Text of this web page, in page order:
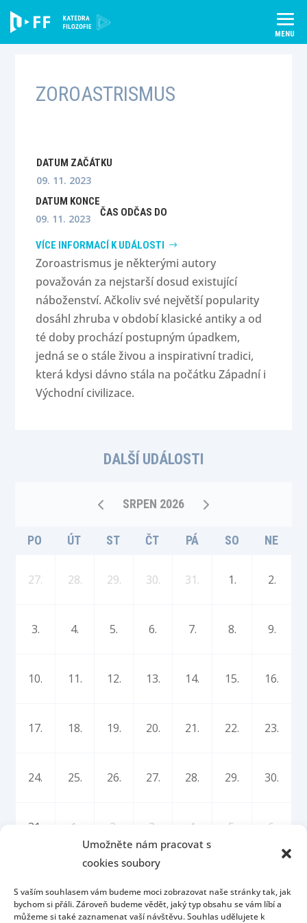
content
Umožněte nám pracovat s
cookies soubory
S vaším souhlasem vám budeme moci zobrazovat naše stránky tak, jak
bychom si přáli. Zároveň budeme vědět, jaký typ obsahu se vám líbí a
můžeme si také zaznamenat vaší návštěvu. Souhlas udělujete k
ZOROASTRISMUS
DATUM ZAČÁTKU
09. 11. 2023
DATUM KONCE
09. 11. 2023 ČAS ODČAS DO
VÍCE INFORMACÍ K UDÁLOSTI
Zoroastrismus je některými autory
považován za nejstarší dosud existující
náboženství. Ačkoliv své největší popularity
dosáhl zhruba v období klasické antiky a od
té doby prochází postupným úpadkem,
jedná se o stále živou a inspirativní tradici,
která kdysi dávno stála na počátku Západní i
Východní civilizace.
DALŠÍ UDÁLOSTI
SRPEN 2026
PO ÚT ST ČT PÁ SO NE
27. 28. 29. 30. 31. 1. 2.
3. 4. 5. 6. 7. 8. 9.
10. 11. 12. 13. 14. 15. 16.
17. 18. 19. 20. 21. 22. 23.
24. 25. 26. 27. 28. 29. 30.
31. 1. 2. 3. 4. 5. 6.